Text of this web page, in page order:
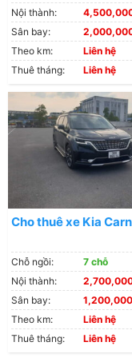
thuê xe đi tỉnh với
dạng về mẫu mã
hàng.
Các dòng xe sử
xe Anh Thư
Có nhiều năm
là đơn vị đầu
Với phương
trở thành địa chỉ
vị, doanh nghiệp
tỉnh nhiều nhất tại
Dòng xe 7 chỗ
Các loại xe trong
người lựa chọn,
Nội thành:
Sân bay:
Theo km:
Liên hệ
Thuê tháng:
Liên hệ
Cho thuê xe Kia
Chỗ ngồi:
7 chỗ
Nội thành:
Sân bay:
1,200,000
Theo km:
Liên hệ
Thuê tháng:
Liên hệ